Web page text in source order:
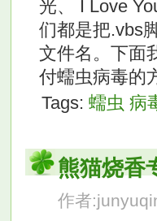
光、 I Love
们都是把.vbs
文件名。下面
付蠕虫病毒的
Tags: 蠕虫 病
熊猫烧香
作者